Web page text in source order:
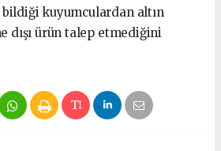
kuyumculardan altın
dışı ürün talep etmediğini